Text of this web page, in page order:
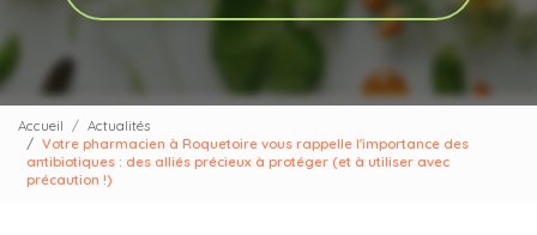
Accueil
Actualités
Votre pharmacien à Roquetoire vous rappelle l'importance des
antibiotiques : des alliés précieux à protéger (et à utiliser avec
précaution !)